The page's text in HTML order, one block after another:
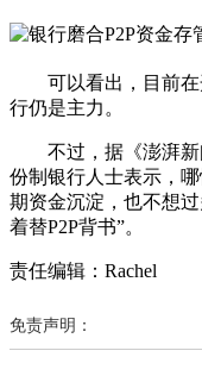
可以看出，目前在
行仍是主力。
不过，据《澎湃新
份制银行人士表示，
期资金沉淀，也不想
着替P2P背书”。
责任编辑：Rachel
免责声明：